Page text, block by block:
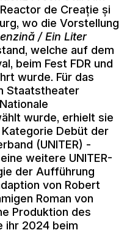
de Creație și
wo die Vorstellung
/ Ein Liter
welche auf dem
beim Fest FDR und
wurde. Für das
Staatstheater
wurde, erhielt sie
Debüt der
(UNITER) -
weitere UNITER-
der Aufführung
von Robert
Roman von
Produktion des
ihr 2024 beim